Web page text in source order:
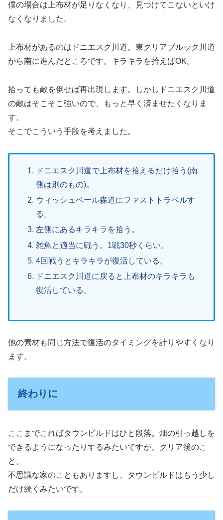
僕の場合は上布材が足りなくなり、見つけてこないといけ
なくなりました。
上布材があるのはドニエスク川道。東クリアブルック川道
から南に進んだところです。キラキラを拾えばOK。
拾っても敵を倒せば再出現します。しかしドニエスク川道
の敵はそこそこ強いので、もっと早く済ませたくなりま
す。
そこでこういう手段を考えました。
ドニエスク川道で上布材を拾えるだけ拾う(南
側は別のもの)。
ウィッシュベール森道にファストトラベルす
る。
左側にあるキラキラを拾う。
雑魚と適当に戦う。1戦30秒くらい。
4回戦うとキラキラが復活している。
ドニエスク川道に戻ると上布材のキラキラも
復活している。
他の素材も同じ方法で復活のタイミングを計りやすくなり
ます。
終わりに
ここまでこればタウンビルドはひと段落。畑の引っ越しを
できるようになったりするみたいですが、クリア後のこ
と。
不思議な家のこともありますし、タウンビルドはもう少し
だけ続くみたいです。